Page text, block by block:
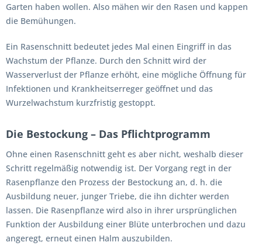
Garten haben wollen. Also mähen wir den Rasen und kappen
die Bemühungen.
Ein Rasenschnitt bedeutet jedes Mal einen Eingriff in das
Wachstum der Pflanze. Durch den Schnitt wird der
Wasserverlust der Pflanze erhöht, eine mögliche Öffnung für
Infektionen und Krankheitserreger geöffnet und das
Wurzelwachstum kurzfristig gestoppt.
Die Bestockung – Das Pflichtprogramm
Ohne einen Rasenschnitt geht es aber nicht, weshalb dieser
Schritt regelmäßig notwendig ist. Der Vorgang regt in der
Rasenpflanze den Prozess der Bestockung an, d. h. die
Ausbildung neuer, junger Triebe, die ihn dichter werden
lassen. Die Rasenpflanze wird also in ihrer ursprünglichen
Funktion der Ausbildung einer Blüte unterbrochen und dazu
angeregt, erneut einen Halm auszubilden.